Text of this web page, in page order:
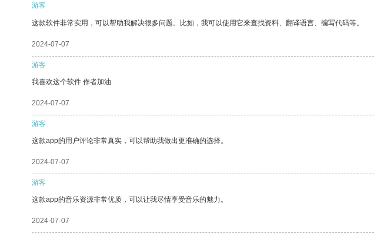
游客
这款软件非常实用，可以帮助我解决很多问题。比如，我可以使用它来查找资料、翻译语言、编写代码等。
2024-07-07
游客
我喜欢这个软件 作者加油
2024-07-07
游客
这款app的用户评论非常真实，可以帮助我做出更准确的选择。
2024-07-07
游客
这款app的音乐资源非常优质，可以让我尽情享受音乐的魅力。
2024-07-07